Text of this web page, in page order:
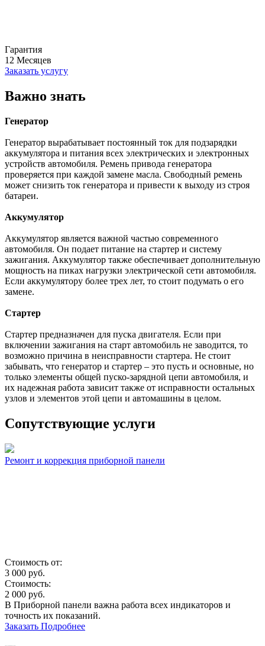
Гарантия
12 Месяцев
Заказать услугу
Важно знать
Генератор
Генератор вырабатывает постоянный ток для подзарядки
аккумулятора и питания всех электрических и электронных
устройств автомобиля. Ремень привода генератора
проверяется при каждой замене масла. Свободный ремень
может снизить ток генератора и привести к выходу из строя
батареи.
Аккумулятор
Аккумулятор является важной частью современного
автомобиля. Он подает питание на стартер и систему
зажигания. Аккумулятор также обеспечивает дополнительную
мощность на пиках нагрузки электрической сети автомобиля.
Если аккумулятору более трех лет, то стоит подумать о его
замене.
Стартер
Стартер предназначен для пуска двигателя. Если при
включении зажигания на старт автомобиль не заводится, то
возможно причина в неисправности стартера. Не стоит
забывать, что генератор и стартер – это пусть и основные, но
только элементы общей пуско-зарядной цепи автомобиля, и
их надежная работа зависит также от исправности остальных
узлов и элементов этой цепи и автомашины в целом.
Сопутствующие услуги
Ремонт и коррекция приборной панели
Стоимость от:
3 000 руб.
Стоимость:
2 000 руб.
В Приборной панели важна работа всех индикаторов и
точность их показаний.
Заказать Подробнее